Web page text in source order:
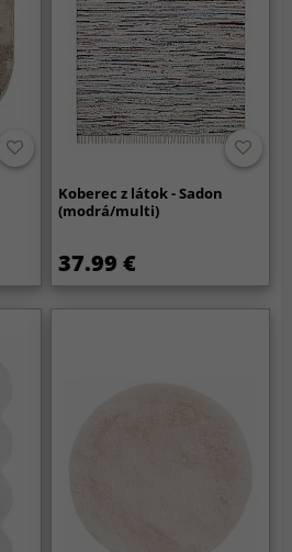
Koberec z látok - Sadon
(modrá/multi)
37.99 €